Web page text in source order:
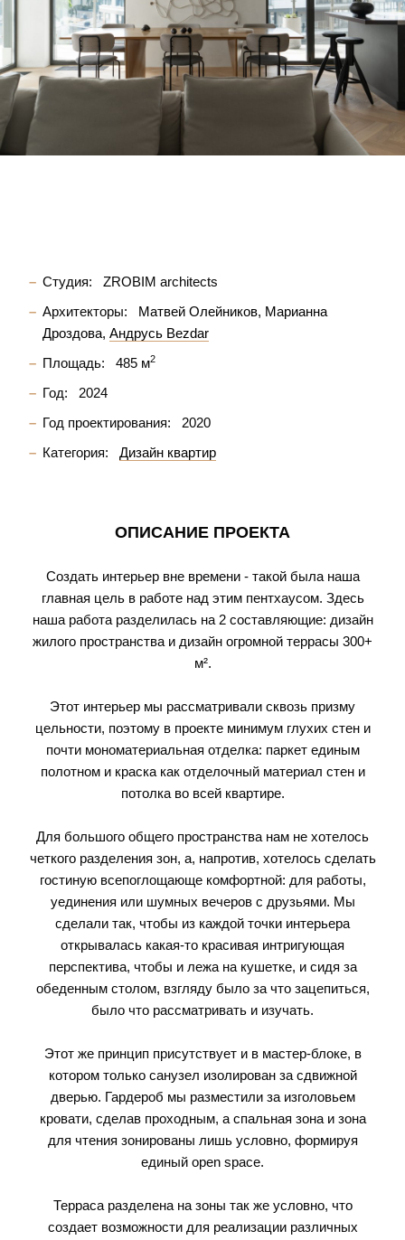
Студия:
ZROBIM architects
Архитекторы:
Матвей Олейников Марианна
Дроздова Андрусь Bezdar
Площадь:
485 м2
Год:
2024
Год проектирования:
2020
Категория:
Дизайн квартир
ОПИСАНИЕ ПРОЕКТА
Создать интерьер вне времени - такой была наша
главная цель в работе над этим пентхаусом. Здесь
наша работа разделилась на 2 составляющие: дизайн
жилого пространства и дизайн огромной террасы 300+
м².
Этот интерьер мы рассматривали сквозь призму
цельности, поэтому в проекте минимум глухих стен и
почти мономатериальная отделка: паркет единым
полотном и краска как отделочный материал стен и
потолка во всей квартире.
Для большого общего пространства нам не хотелось
четкого разделения зон, а, напротив, хотелось сделать
гостиную всепоглощающе комфортной: для работы,
уединения или шумных вечеров с друзьями. Мы
сделали так, чтобы из каждой точки интерьера
открывалась какая-то красивая интригующая
перспектива, чтобы и лежа на кушетке, и сидя за
обеденным столом, взгляду было за что зацепиться,
было что рассматривать и изучать.
Этот же принцип присутствует и в мастер-блоке, в
котором только санузел изолирован за сдвижной
дверью. Гардероб мы разместили за изголовьем
кровати, сделав проходным, а спальная зона и зона
для чтения зонированы лишь условно, формируя
единый open space.
Терраса разделена на зоны так же условно, что
создает возможности для реализации различных